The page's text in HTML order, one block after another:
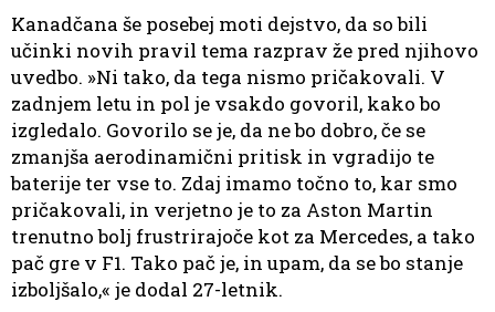
Kanadčana še posebej moti dejstvo, da so bili
učinki novih pravil tema razprav že pred njihovo
uvedbo. »Ni tako, da tega nismo pričakovali. V
zadnjem letu in pol je vsakdo govoril, kako bo
izgledalo. Govorilo se je, da ne bo dobro, če se
zmanjša aerodinamični pritisk in vgradijo te
baterije ter vse to. Zdaj imamo točno to, kar smo
pričakovali, in verjetno je to za Aston Martin
trenutno bolj frustrirajoče kot za Mercedes, a tako
pač gre v F1. Tako pač je, in upam, da se bo stanje
izboljšalo,« je dodal 27-letnik.